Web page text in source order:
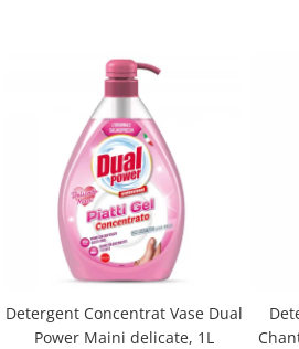
Detergent Concentrat Vase Dual
Power Maini delicate, 1L